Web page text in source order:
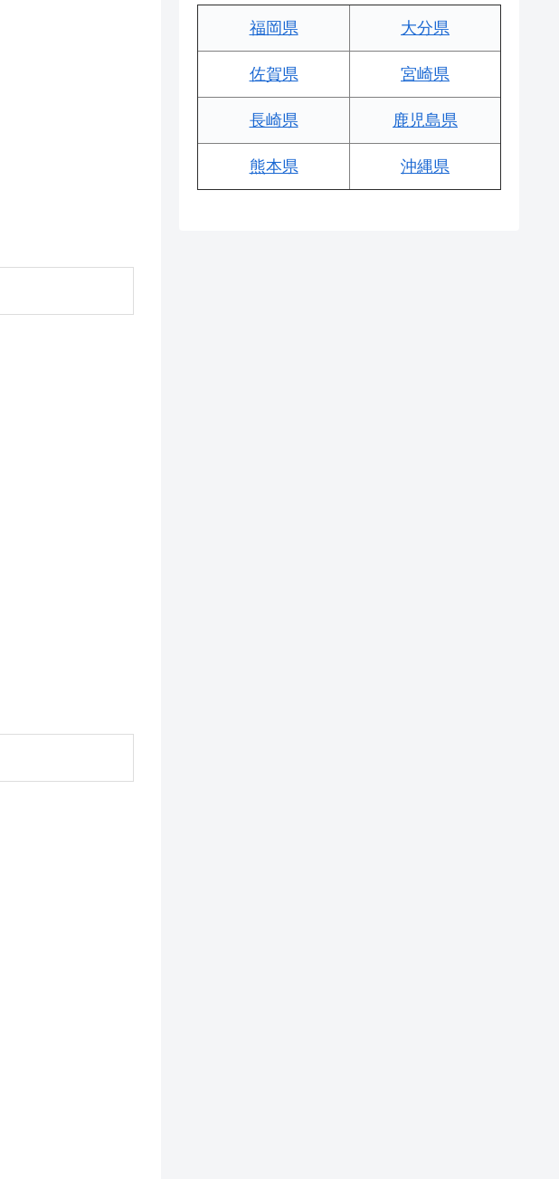
福岡県 大分県
佐賀県 宮崎県
長崎県 鹿児島県
熊本県 沖縄県